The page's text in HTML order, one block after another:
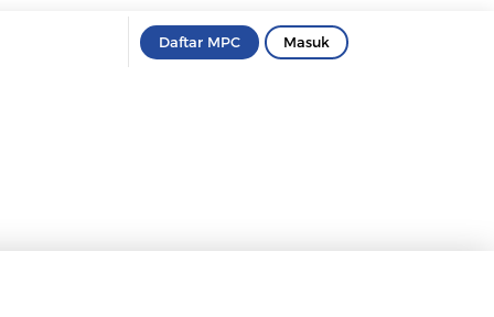
Daftar MPC Masuk